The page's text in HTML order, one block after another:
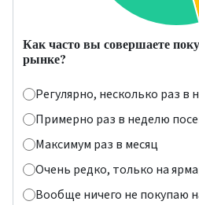
Как часто вы совершаете
рынке?
Регулярно, несколько раз в
Примерно раз в неделю
Максимум раз в месяц
Очень редко, только на
Вообще ничего не покупаю